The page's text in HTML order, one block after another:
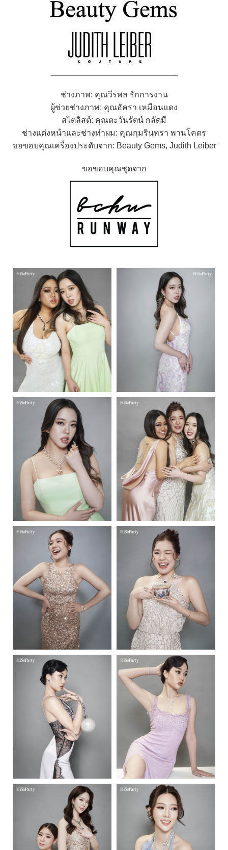
ช่างภาพ: คุณวีรพล รักการงาน
ผู้ช่วยช่างภาพ: คุณอัครา เหมือนแดง
สไตลิสต์: คุณตะวันรัตน์ กลัดมี
ช่างแต่งหน้าและช่างทำผม: คุณกุมรินทรา พานโคตร
ขอขอบคุณเครื่องประดับจาก: Beauty Gems, Judith Leiber
ขอขอบคุณชุดจาก